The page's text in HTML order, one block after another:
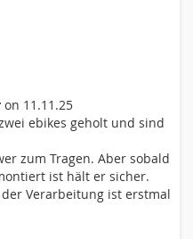
on 11.11.25
ebikes geholt und sind
zum Tragen. Aber sobald
ist hält er sicher.
Verarbeitung ist erstmal